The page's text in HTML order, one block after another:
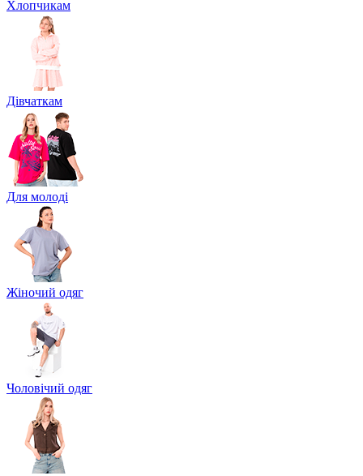
Хлопчикам
Дівчаткам
Для молоді
Жіночий одяг
Чоловічий одяг